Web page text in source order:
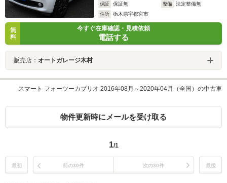
保証
保証無 整備
法定整備無
住所
栃木県宇都宮市
無
料
今すぐ在庫確認・見積依頼
電話する
販売店： オートガレージ木村
スマート フォーツーカブリオ 2016年08月～2020年04月（全国）の中古車
物件更新時にメールを受け取る
1/1
最初 前の30件 次の30件 最後